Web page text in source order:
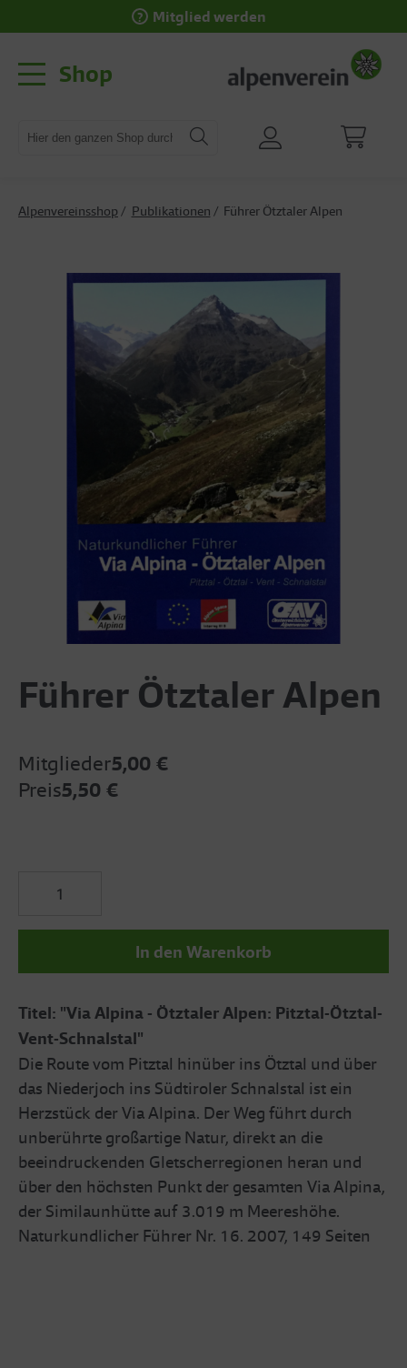
Mitglied werden
Shop
Alpenvereinsshop Publikationen Führer Ötztaler Alpen
Führer Ötztaler Alpen
Mitglieder5,00 €
Preis5,50 €
In den Warenkorb
Titel: "Via Alpina - Ötztaler Alpen: Pitztal-Ötztal-
Vent-Schnalstal"
Die Route vom Pitztal hinüber ins Ötztal und über
das Niederjoch ins Südtiroler Schnalstal ist ein
Herzstück der Via Alpina. Der Weg führt durch
unberührte großartige Natur, direkt an die
beeindruckenden Gletscherregionen heran und
über den höchsten Punkt der gesamten Via Alpina,
der Similaunhütte auf 3.019 m Meereshöhe.
Naturkundlicher Führer Nr. 16. 2007, 149 Seiten